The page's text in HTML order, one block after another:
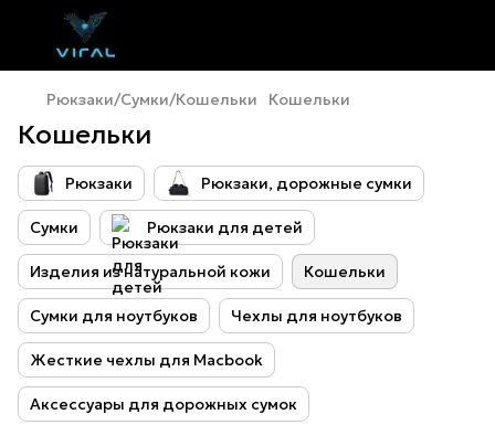
Рюкзаки/Сумки/Кошельки Кошельки
Кошельки
Pюкзаки Рюкзаки, дорожные сумки
Cумки Pюкзаки для детей
Изделия из натуральной кожи Кошельки
Сумки для ноутбуков Чехлы для ноутбуков
Жесткие чехлы для Macbook
Аксессуары для дорожных сумок